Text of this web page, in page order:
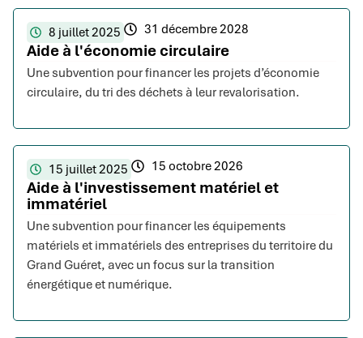
8 juillet 2025 31 décembre 2028
Aide à l'économie circulaire
Une subvention pour financer les projets d’économie
circulaire, du tri des déchets à leur revalorisation.
15 juillet 2025 15 octobre 2026
Aide à l'investissement matériel et
immatériel
Une subvention pour financer les équipements
matériels et immatériels des entreprises du territoire du
Grand Guéret, avec un focus sur la transition
énergétique et numérique.